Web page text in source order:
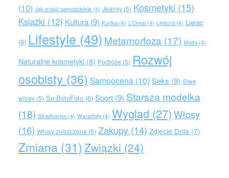
(10) Jak zrobić samodzielnie(4) Jeansy(5) Kosmetyki (15)
Książki (12) Kultura(9) Kurtka(4) L'Oreal(4) Lektura(4) Lierac
(6) Lifestyle (49) Metamorfoza (17) Moda(4)
Naturalne kosmetyki(8) Podróże (5) Rozwój
osobisty (36) Samoocena (10) Seks (9) Siwe
włosy(5) So-BotoFoto(6) Sport(9) Starsza modelka
(18) Stradivarius(4) Warsztaty(4) Wygląd (27)Włosy
(16) Włosy zniszczone (5) Zakupy(14) Zdjęcie Dnia(7)
Zmiana (31) Związki (24)